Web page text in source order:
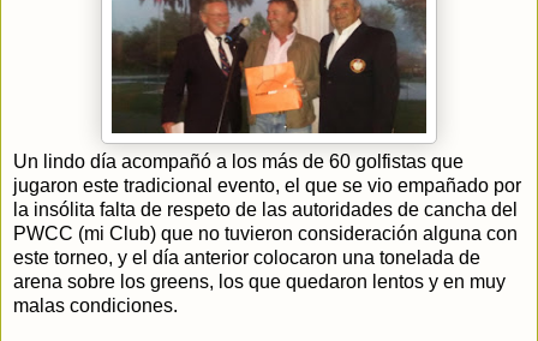
Un lindo día acompañó a los más de 60 golfistas que
jugaron este tradicional evento, el que se vio empañado por
la insólita falta de respeto de las autoridades de cancha del
PWCC (mi Club) que no tuvieron consideración alguna con
este torneo, y el día anterior colocaron una tonelada de
arena sobre los greens, los que quedaron lentos y en muy
malas condiciones.